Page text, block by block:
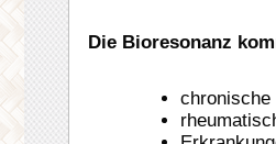
Die Bioresonanz
chronische